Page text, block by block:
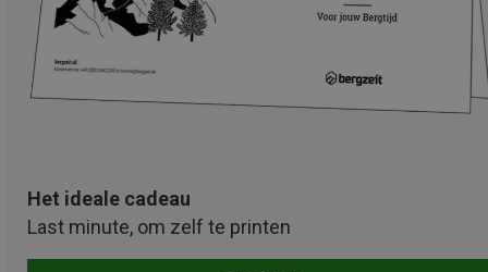
Het ideale cadeau
Last minute, om zelf te printen